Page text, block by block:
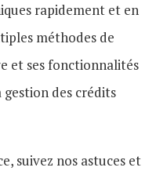
rapidement et en
méthodes de
et ses fonctionnalités
des crédits
suivez nos astuces et